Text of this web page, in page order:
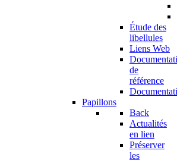
Étude des
libellules
Liens Web
de
référence
Papillons
Back
Actualités
en lien
Préserver
les